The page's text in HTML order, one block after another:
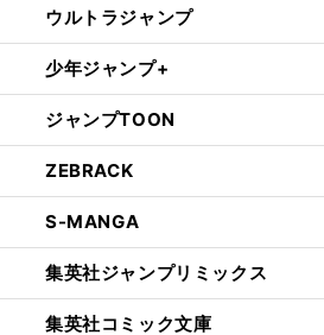
ウルトラジャンプ
少年ジャンプ+
ジャンプTOON
ZEBRACK
S-MANGA
集英社ジャンプリミックス
集英社コミック文庫